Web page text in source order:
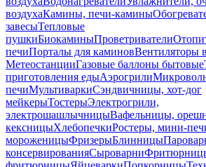
воздухаКамины, печи-камины
завесыТепловые
пушкиБиокаминыПроветриватели
печиПорталы для каминовВентиляторы
МетеостанцииГазовые баллоны бытовые
приготовления едыАэрогрили
печиМультиваркиСэндвичницы, хот-дог
мейкерыТостерыЭлектрогрили,
электрошашлычницыВафельницы,
кексницыХлебопечкиРостеры, мини-
мороженицыФризерыБлинницы
консервированияСыроварни